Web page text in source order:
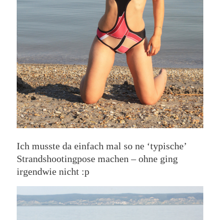
Ich musste da einfach mal so ne ‘typische’
Strandshootingpose machen – ohne ging
irgendwie nicht :p